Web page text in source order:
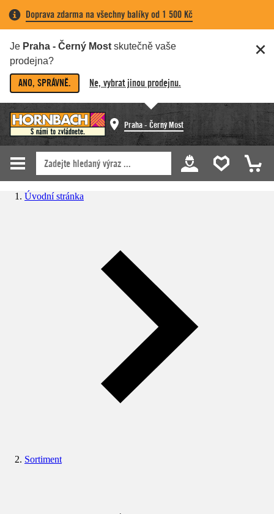
Doprava zdarma na všechny balíky od 1 500 Kč
Je Praha - Černý Most skutečně vaše
prodejna?
ANO, SPRÁVNĚ. Ne, vybrat jinou prodejnu.
Praha - Černý Most
Úvodní stránka
Sortiment